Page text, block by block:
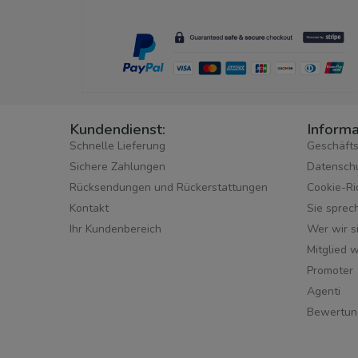
Kundendienst:
Schnelle Lieferung
Sichere Zahlungen
Rücksendungen und Rückerstattungen
Kontakt
Ihr Kundenbereich
Cookie-
Sie
Wer wir
Mitglied
Promoter
Agenti